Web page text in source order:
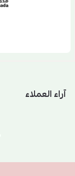
آراء العملاء